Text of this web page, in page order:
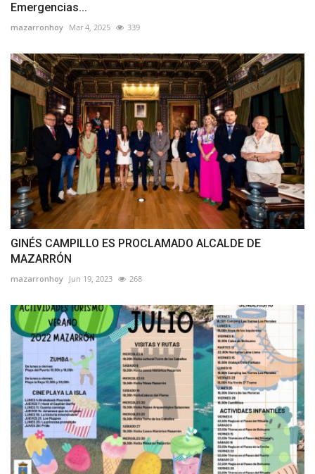
Emergencias...
mazarronhoy Mar 4, 2025 339
GINÉS CAMPILLO ES PROCLAMADO ALCALDE DE
MAZARRÓN
mazarronhoy Jun 19, 2023 268